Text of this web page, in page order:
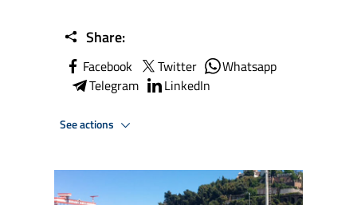
Share:
Facebook Twitter
Whatsapp
Telegram
LinkedIn
See actions